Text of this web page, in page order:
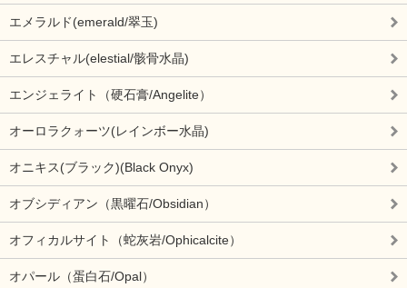
エメラルド(emerald/翠玉)
エレスチャル(elestial/骸骨水晶)
エンジェライト（硬石膏/Angelite）
オーロラクォーツ(レインボー水晶)
オニキス(ブラック)(Black Onyx)
オブシディアン（黒曜石/Obsidian）
オフィカルサイト（蛇灰岩/Ophicalcite）
オパール（蛋白石/Opal）